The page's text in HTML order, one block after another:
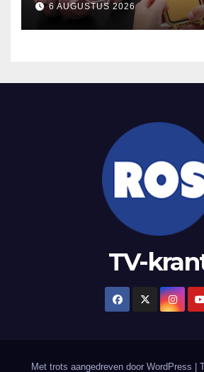
6 AUGUSTUS 2026
TV-
Met trots aangedreven door WordPress